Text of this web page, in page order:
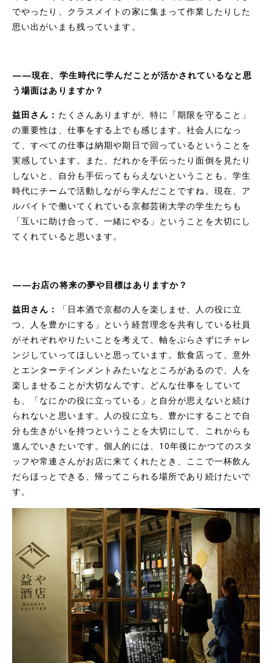
でやったり、クラスメイトの家に集まって作業したりした
思い出がいまも残っています。
——現在、学生時代に学んだことが活かされているなと思
う場面はありますか？
益田さん： たくさんありますが、特に「期限を守ること」
の重要性は、仕事をする上でも感じます。社会人になっ
て、すべての仕事は納期や期日で回っているということを
実感しています。また、だれかを手伝ったり面倒を見たり
しないと、自分も手伝ってもらえないということも、学生
時代にチームで活動しながら学んだことですね。現在、ア
ルバイトで働いてくれている京都芸術大学の学生たちも
「互いに助け合って、一緒にやる」ということを大切にし
てくれていると思います。
——お店の将来の夢や目標はありますか？
益田さん：
「日本酒で京都の人を楽しませ、人の役に立
つ、人を豊かにする」という経営理念を共有している社員
がそれぞれやりたいことを考えて、軸をぶらさずにチャレ
ンジしていってほしいと思っています。飲食店って、意外
とエンターテインメントみたいなところがあるので、人を
楽しませることが大切なんです。どんな仕事をしていて
も、「なにかの役に立っている」と自分が思えないと続け
られないと思います。人の役に立ち、豊かにすることで自
分も生きがいを持つということを大切にして、これからも
進んでいきたいです。個人的には、10年後にかつてのスタ
ッフや常連さんがお店に来てくれたとき、ここで一杯飲ん
だらほっとできる、帰ってこられる場所であり続けたいで
す。